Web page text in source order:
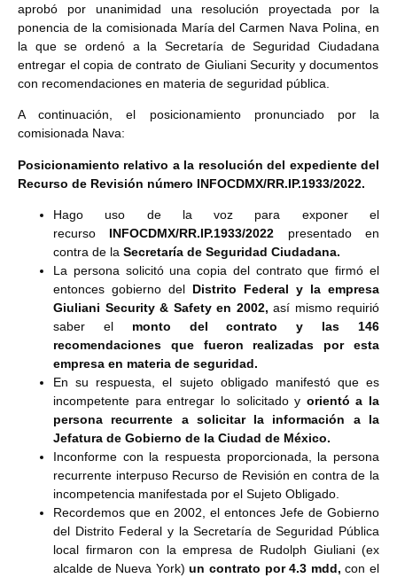
aprobó por unanimidad una resolución proyectada por la
ponencia de la comisionada María del Carmen Nava Polina, en
la que se ordenó a la Secretaría de Seguridad Ciudadana
entregar el copia de contrato de Giuliani Security y documentos
con recomendaciones en materia de seguridad pública.
A continuación, el posicionamiento pronunciado por la
comisionada Nava:
Posicionamiento relativo a la resolución del expediente del
Recurso de Revisión número INFOCDMX/RR.IP.1933/2022.
Hago uso de la voz para exponer el
recurso INFOCDMX/RR.IP.1933/2022 presentado en
contra de la Secretaría de Seguridad Ciudadana.
La persona solicitó una copia del contrato que firmó el
entonces gobierno del Distrito Federal y la empresa
Giuliani Security & Safety en 2002, así mismo requirió
saber el monto del contrato y las 146
recomendaciones que fueron realizadas por esta
empresa en materia de seguridad.
En su respuesta, el sujeto obligado manifestó que es
incompetente para entregar lo solicitado y orientó a la
persona recurrente a solicitar la información a la
Jefatura de Gobierno de la Ciudad de México.
Inconforme con la respuesta proporcionada, la persona
recurrente interpuso Recurso de Revisión en contra de la
incompetencia manifestada por el Sujeto Obligado.
Recordemos que en 2002, el entonces Jefe de Gobierno
del Distrito Federal y la Secretaría de Seguridad Pública
local firmaron con la empresa de Rudolph Giuliani (ex
alcalde de Nueva York) un contrato por 4.3 mdd, con el